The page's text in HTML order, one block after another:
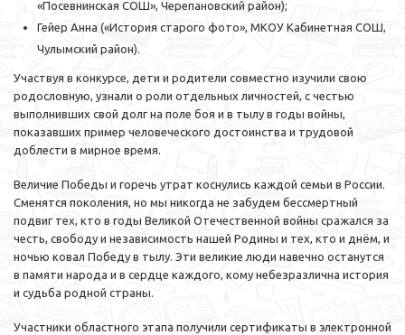
«Посевнинская СОШ», Черепановский район);
Гейер Анна («История старого фото», МКОУ Кабинетная СОШ,
Чулымский район).
Участвуя в конкурсе, дети и родители совместно изучили свою
родословную, узнали о роли отдельных личностей, с честью
выполнивших свой долг на поле боя и в тылу в годы войны,
показавших пример человеческого достоинства и трудовой
доблести в мирное время.
Величие Победы и горечь утрат коснулись каждой семьи в России.
Сменятся поколения, но мы никогда не забудем бессмертный
подвиг тех, кто в годы Великой Отечественной войны сражался за
честь, свободу и независимость нашей Родины и тех, кто и днём, и
ночью ковал Победу в тылу. Эти великие люди навечно останутся
в памяти народа и в сердце каждого, кому небезразлична история
и судьба родной страны.
Участники областного этапа получили сертификаты в электронной